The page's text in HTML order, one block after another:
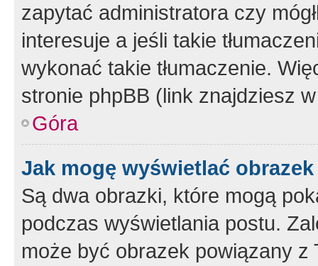
zapytać administratora czy
interesuje a jeśli takie
wykonać takie tłumaczenie.
stronie phpBB (link znajdziesz
Góra
Jak mogę wyświetlać
Są dwa obrazki, które mogą
podczas wyświetlania postu.
może być obrazek powiązany z